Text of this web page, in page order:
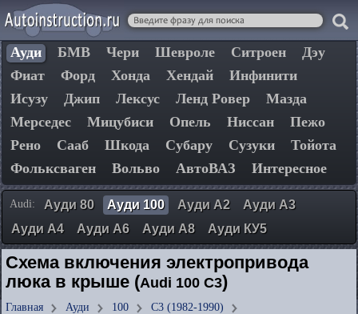
Ауди БМВ Чери Шевроле Ситроен
Дэу
Фиат
Форд Хонда Хендай
Инфинити
Исузу
Джип Лексус Ленд Ровер
Мазда
Мерседес
Мицубиси Опель Ниссан
Пежо
Рено
Сааб Шкода Субару Сузуки
Тойота
Фольксваген
Вольво АвтоВАЗ Интересное
Audi: Ауди 80 Ауди 100 Ауди А2
Ауди А3
Ауди А4
Ауди А6 Ауди А8 Ауди КУ5
Схема включения электропривода
люка в крыше (Audi 100 C3)
Главная Ауди 100
C3 (1982-1990)